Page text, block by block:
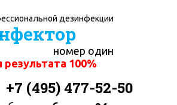
дезинфекции
номер один
результата 100%
+7 (495) 477-52-50